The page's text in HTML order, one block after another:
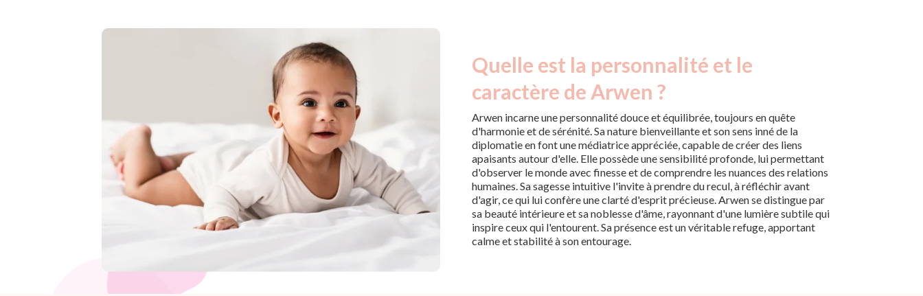
Quelle est la personnalité et le
caractère de Arwen ?
Arwen incarne une personnalité douce et équilibrée, toujours en quête
d'harmonie et de sérénité. Sa nature bienveillante et son sens inné de la
diplomatie en font une médiatrice appréciée, capable de créer des liens
apaisants autour d'elle. Elle possède une sensibilité profonde, lui permettant
d'observer le monde avec finesse et de comprendre les nuances des relations
humaines. Sa sagesse intuitive l'invite à prendre du recul, à réfléchir avant
d'agir, ce qui lui confère une clarté d'esprit précieuse. Arwen se distingue par
sa beauté intérieure et sa noblesse d'âme, rayonnant d'une lumière subtile qui
inspire ceux qui l'entourent. Sa présence est un véritable refuge, apportant
calme et stabilité à son entourage.